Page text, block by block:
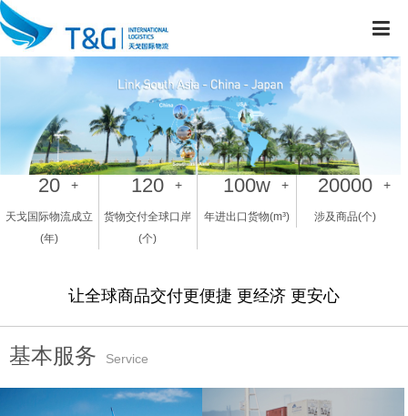
20 +
天戈国际物流成立
(年)
120 +
货物交付全球口岸
(个)
100w +
年进出口货物(m³)
20000 +
涉及商品(个)
让全球商品交付更便捷 更经济 更安心
基本服务 Service